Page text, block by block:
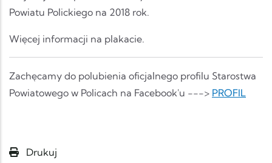
Powiatu Polickiego na 2018 rok.
Więcej informacji na plakacie.
Zachęcamy do polubienia oficjalnego profilu Starostwa
Powiatowego w Policach na Facebook'u ---> PROFIL
Drukuj